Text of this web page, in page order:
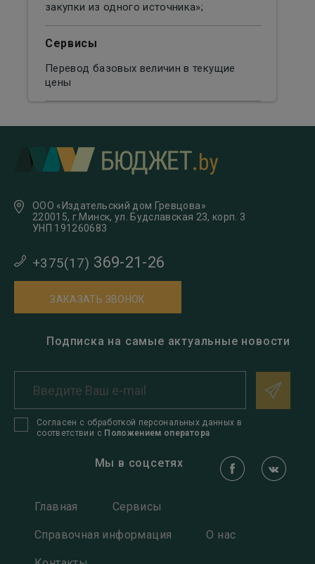
закупки из одного источника»;
Сервисы
Перевод базовых величин в текущие
цены
ООО «Издательский дом Гревцова»
220015, г.Минск, ул. Будславская 23, корп. 3
УНП 191260683
+375(17) 369-21-26
ЗАКАЗАТЬ ЗВОНОК
Подписка на самые актуальные новости
Согласен с обработкой персональных данных в
соответствии с Положением оператора
Мы в соцсетях
Главная Сервисы
Справочная информация О нас